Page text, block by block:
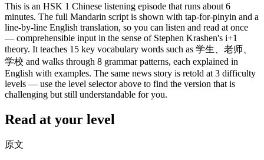
This is an HSK 1 Chinese listening episode that runs about 6
minutes. The full Mandarin script is shown with tap-for-pinyin and a
line-by-line English translation, so you can listen and read at once
— comprehensible input in the sense of Stephen Krashen's i+1
theory. It teaches 15 key vocabulary words such as 学生、老师、
学校 and walks through 8 grammar patterns, each explained in
English with examples. The same news story is retold at 3 difficulty
levels — use the level selector above to find the version that is
challenging but still understandable for you.
Read at your level
原文